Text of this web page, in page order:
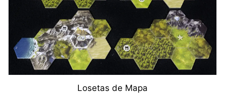
Losetas de Mapa